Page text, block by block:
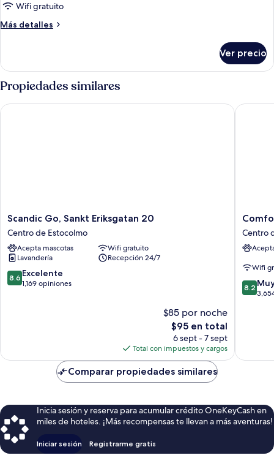
Wifi gratuito
Más detalles
Más
Ver precio
Propiedades similares
Scandic
Go,
Sankt
Eriksgatan
20
Centro
de
Scandic Go, Sankt Eriksgatan 20
Centro de Estocolmo
Acepta mascotas
Wifi gratuito
Lavandería
Recepción 24/7
8.6
de
8.6 Excelente
1,169 opiniones
$85 por noche
El
precio
actual
es
de
$95
$95 en total
6 sept - 7 sept
Total con impuestos y cargos
Scandic Go, Sankt Eriksgatan 20
Comfort
Hotel
Xpress
Centro
de
Centro
Wifi
8.2
de
8.2
Comparar propiedades similares
Inicia sesión y reserva para acumular crédito OneKeyCash en
miles de hoteles. ¡Más recompensas te llevan a más aventuras!
Iniciar sesión Registrarme gratis